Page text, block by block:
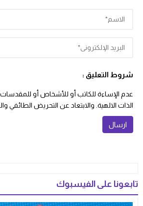
شروط التعليق :
عدم الإساءة للكاتب أو للأشخاص أو للمقدسات
الذات الالهية. والابتعاد عن التحريض الطائفي
تابعونا على الفيسبوك